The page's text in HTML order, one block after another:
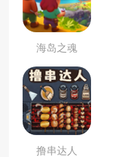
海岛之魂
撸串达人